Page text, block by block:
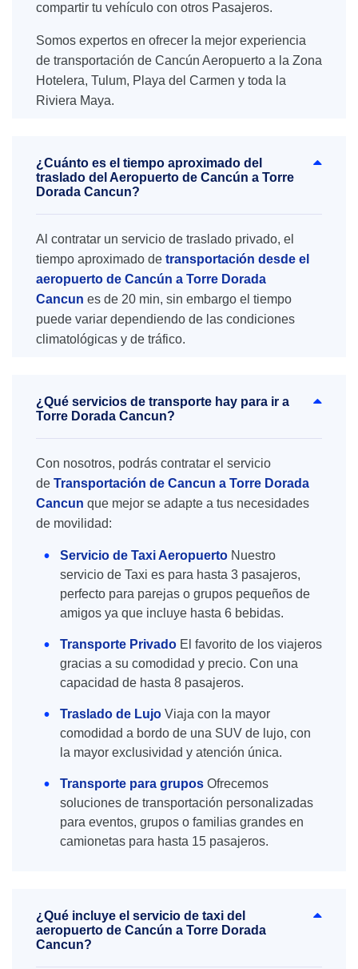
compartir tu vehículo con otros Pasajeros.
Somos expertos en ofrecer la mejor experiencia
de transportación de Cancún Aeropuerto a la Zona
Hotelera, Tulum, Playa del Carmen y toda la
Riviera Maya.
¿Cuánto es el tiempo aproximado del
traslado del Aeropuerto de Cancún a Torre
Dorada Cancun?
Al contratar un servicio de traslado privado, el
tiempo aproximado de transportación desde el
aeropuerto de Cancún a Torre Dorada
Cancun es de 20 min, sin embargo el tiempo
puede variar dependiendo de las condiciones
climatológicas y de tráfico.
¿Qué servicios de transporte hay para ir a
Torre Dorada Cancun?
Con nosotros, podrás contratar el servicio
de Transportación de Cancun a Torre Dorada
Cancun que mejor se adapte a tus necesidades
de movilidad:
Servicio de Taxi Aeropuerto Nuestro
servicio de Taxi es para hasta 3 pasajeros,
perfecto para parejas o grupos pequeños de
amigos ya que incluye hasta 6 bebidas.
Transporte Privado El favorito de los viajeros
gracias a su comodidad y precio. Con una
capacidad de hasta 8 pasajeros.
Traslado de Lujo Viaja con la mayor
comodidad a bordo de una SUV de lujo, con
la mayor exclusividad y atención única.
Transporte para grupos Ofrecemos
soluciones de transportación personalizadas
para eventos, grupos o familias grandes en
camionetas para hasta 15 pasajeros.
¿Qué incluye el servicio de taxi del
aeropuerto de Cancún a Torre Dorada
Cancun?